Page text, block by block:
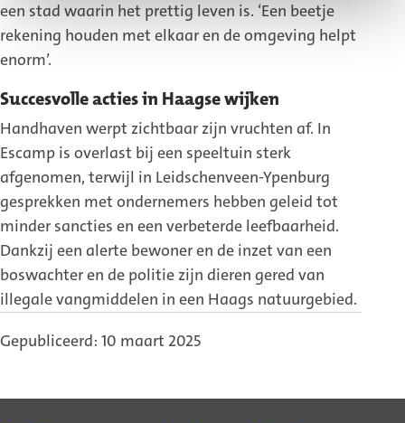
een stad waarin het prettig leven is. ‘Een beetje
rekening houden met elkaar en de omgeving helpt
enorm’.
Succesvolle acties in Haagse wijken
Handhaven werpt zichtbaar zijn vruchten af. In
Escamp is overlast bij een speeltuin sterk
afgenomen, terwijl in Leidschenveen-Ypenburg
gesprekken met ondernemers hebben geleid tot
minder sancties en een verbeterde leefbaarheid.
Dankzij een alerte bewoner en de inzet van een
boswachter en de politie zijn dieren gered van
illegale vangmiddelen in een Haags natuurgebied.
Gepubliceerd: 10 maart 2025